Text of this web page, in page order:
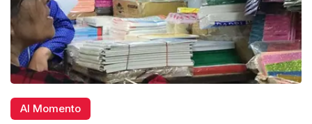
Al Momento